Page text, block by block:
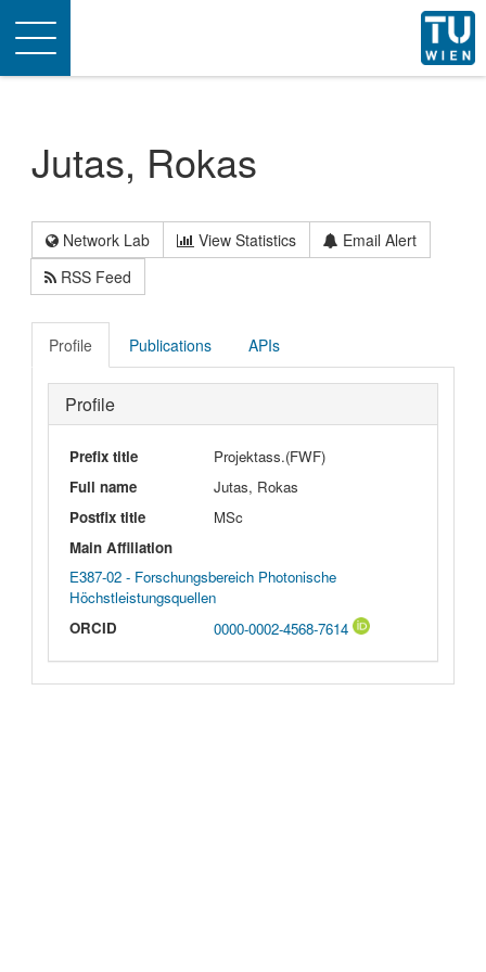
Toggle
navigation
Jutas, Rokas
Network Lab View Statistics
Email Alert
RSS Feed
Profile Publications APIs
Profile
Prefix title
Projektass.(FWF)
Full name
Jutas, Rokas
Postfix title
MSc
Main Affiliation
E387-02 - Forschungsbereich Photonische
Höchstleistungsquellen
ORCID
0000-0002-4568-7614